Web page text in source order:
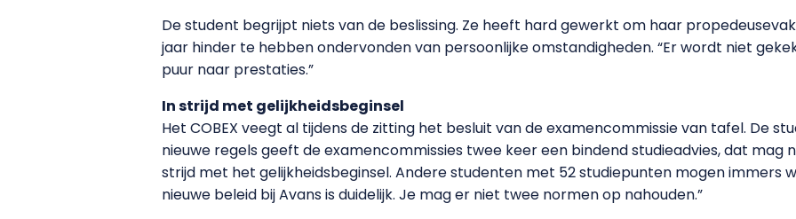
De student begrijpt niets van de beslissing. Ze heeft hard gewerkt om haar
jaar hinder te hebben ondervonden van persoonlijke omstandigheden. “Er wordt niet
puur naar prestaties.”
In strijd met gelijkheidsbeginsel
Het COBEX veegt al tijdens de zitting het besluit van de examencommissie van tafel. De
nieuwe regels geeft de examencommissies twee keer een bindend studieadvies, dat mag
strijd met het gelijkheidsbeginsel. Andere studenten met 52 studiepunten mogen immers
nieuwe beleid bij Avans is duidelijk. Je mag er niet twee normen op nahouden.”